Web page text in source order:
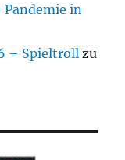
in
– Spieltroll zu